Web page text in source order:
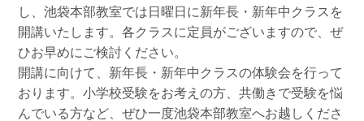
し、池袋本部教室では日曜日に新年長・新年中クラスを
開講いたします。各クラスに定員がございますので、ぜ
ひお早めにご検討ください。
開講に向けて、新年長・新年中クラスの体験会を行って
おります。小学校受験をお考えの方、共働きで受験を悩
んでいる方など、ぜひ一度池袋本部教室へお越しくださ